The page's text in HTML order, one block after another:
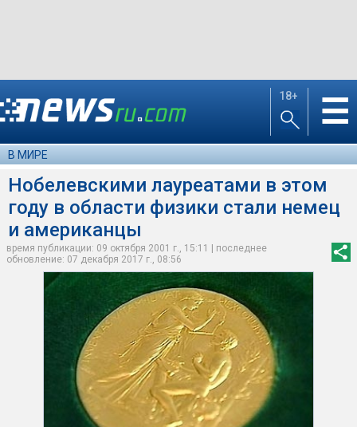
18+ ☰
В МИРЕ
Нобелевскими лауреатами в этом
году в области физики стали немец
и американцы
время публикации: 09 октября 2001 г., 15:11 | последнее
обновление: 07 декабря 2017 г., 08:56